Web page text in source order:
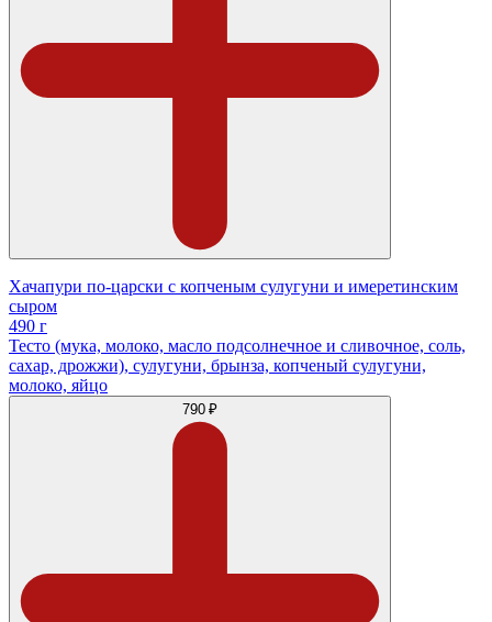
Хачапури по-царски с копченым сулугуни и имеретинским
сыром
490 г
Тесто (мука, молоко, масло подсолнечное и сливочное, соль,
сахар, дрожжи), сулугуни, брынза, копченый сулугуни,
молоко, яйцо
790 ₽